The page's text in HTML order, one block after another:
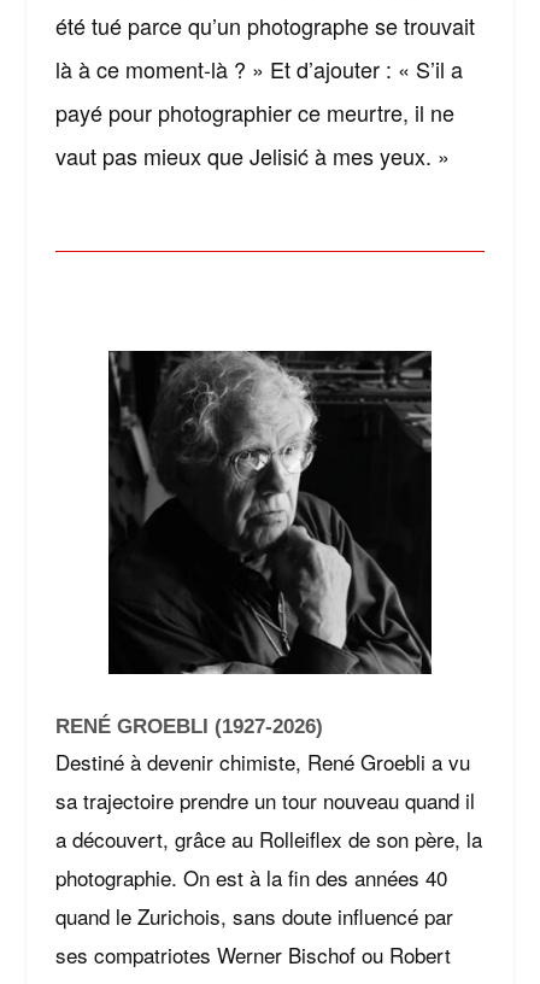
été tué parce qu’un photographe se trouvait
là à ce moment-là ? » Et d’ajouter : « S’il a
payé pour photographier ce meurtre, il ne
vaut pas mieux que Jelisić à mes yeux. »
RENÉ GROEBLI (1927-2026)
Destiné à devenir chimiste, René Groebli a vu
sa trajectoire prendre un tour nouveau quand il
a découvert, grâce au Rolleiflex de son père, la
photographie. On est à la fin des années 40
quand le Zurichois, sans doute influencé par
ses compatriotes Werner Bischof ou Robert